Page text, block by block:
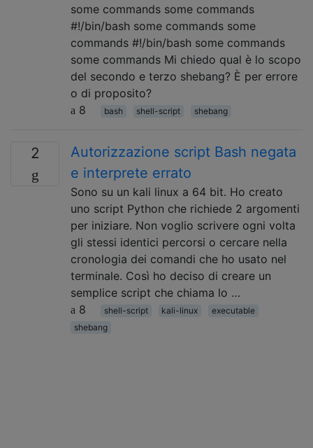
some commands some commands
#!/bin/bash some commands some
commands #!/bin/bash some commands
some commands Mi chiedo qual è lo scopo
del secondo e terzo shebang? È per errore
o di proposito?
8
bash shell-script shebang
2
Autorizzazione script Bash negata
e interprete errato
Sono su un kali linux a 64 bit. Ho creato
uno script Python che richiede 2 argomenti
per iniziare. Non voglio scrivere ogni volta
gli stessi identici percorsi o cercare nella
cronologia dei comandi che ho usato nel
terminale. Così ho deciso di creare un
semplice script che chiama lo …
8
shell-script kali-linux
executable
shebang